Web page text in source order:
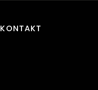
KONTAKT